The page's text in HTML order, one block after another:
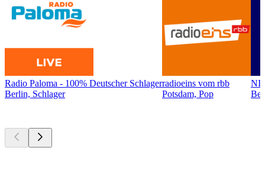
Radio Paloma - 100% Deutscher Schlager
Berlin, Schlager
radioeins vom rbb
Potsdam, Pop